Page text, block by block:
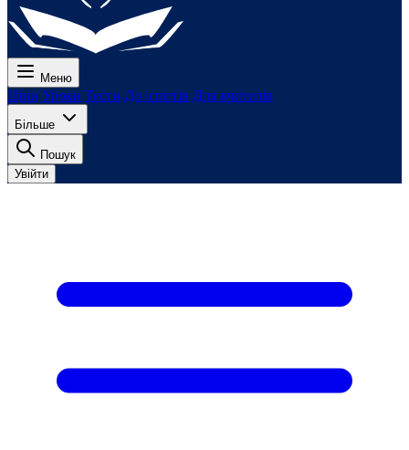
Меню
Ціни Уроки Тести До іспитів Для вчителів
Більше
Пошук
Увійти